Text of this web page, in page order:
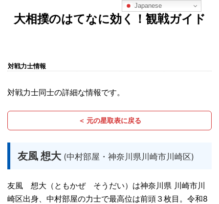
大相撲のはてなに効く！観戦ガイド
対戦力士情報
対戦力士同士の詳細な情報です。
＜ 元の星取表に戻る
友風 想大 (中村部屋・神奈川県川崎市川崎区)
友風 想大（ともかぜ そうだい）は神奈川県 川崎市川
崎区出身、中村部屋の力士で最高位は前頭３枚目。令和8
Japanese